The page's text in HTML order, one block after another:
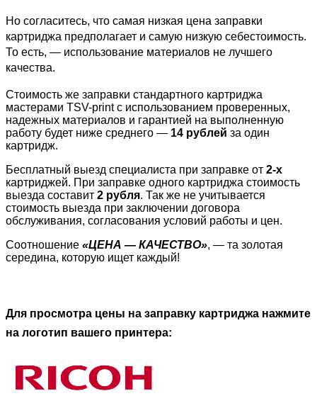
Но согласитесь, что самая низкая цена заправки
картриджа предполагает и самую низкую себестоимость.
То есть, — использование материалов не лучшего
качества.
Стоимость же заправки стандартного картриджа
мастерами TSV-print с использованием проверенных,
надежных материалов и гарантией на выполненную
работу будет ниже среднего — 14 рублей за один
картридж.
Бесплатный выезд специалиста при заправке от 2-х
картриджей. При заправке одного картриджа стоимость
выезда составит 2 рубля. Так же не учитывается
стоимость выезда при заключении договора
обслуживания, согласования условий работы и цен.
Соотношение «ЦЕНА — КАЧЕСТВО», — та золотая
середина, которую ищет каждый!
Для просмотра цены на заправку картриджа нажмите
на логотип вашего принтера: